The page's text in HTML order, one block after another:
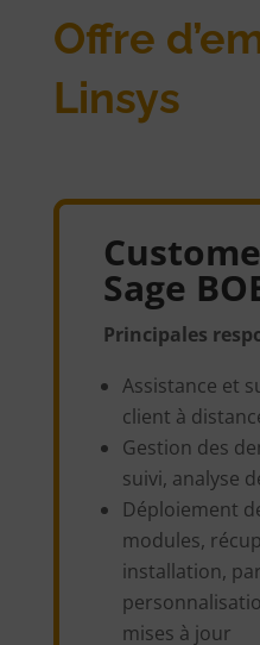
Offre
Linsys
Sage
Principales
Assistance et
client à
Gestion des
suivi, analyse
Déploiement
modules,
installation,
mises à jour